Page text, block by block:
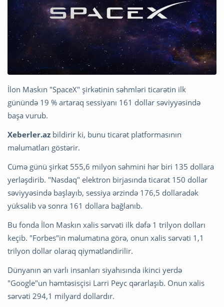
İlon Maskın "SpaceX" şirkətinin səhmləri ticarətin ilk
günündə 19 % artaraq sessiyanı 161 dollar səviyyəsində
başa vurub.
Xeberler.az bildirir ki, bunu ticarət platformasının
məlumatları göstərir.
Cümə günü şirkət 555,6 milyon səhmini hər biri 135 dollara
yerləşdirib. "Nasdaq" elektron birjasında ticarət 150 dollar
səviyyəsində başlayıb, sessiya ərzində 176,5 dollaradək
yüksəlib və sonra 161 dollara bağlanıb.
Bu fonda İlon Maskın xalis sərvəti ilk dəfə 1 trilyon dolları
keçib. "Forbes"in məlumatına görə, onun xalis sərvəti 1,1
trilyon dollar olaraq qiymətləndirilir.
Dünyanın ən varlı insanları siyahısında ikinci yerdə
"Google"un həmtəsisçisi Larri Peyc qərarlaşıb. Onun xalis
sərvəti 294,1 milyard dollardır.